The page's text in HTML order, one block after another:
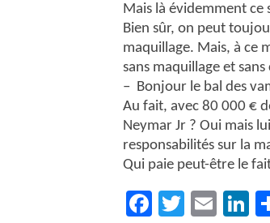
Mais là évidemment
Bien sûr, on peut
maquillage. Mais, à ce
sans maquillage et
– Bonjour le bal des
Au fait, avec 80 000 €
Neymar Jr ? Oui mais
responsabilités sur la
Qui paie peut-être le
Facebook
Twitter